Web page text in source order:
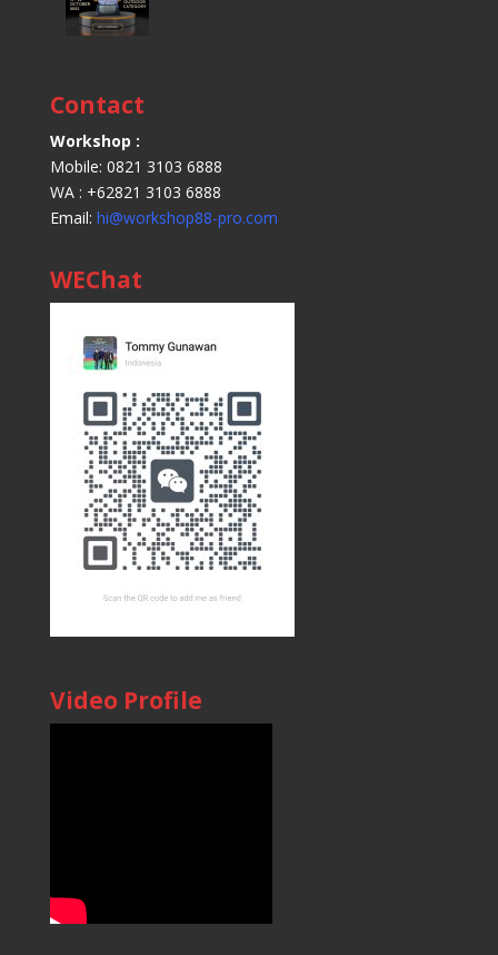
Contact
Workshop :
Mobile: 0821 3103 6888
WA : +62821 3103 6888
Email: hi@workshop88-pro.com
WEChat
Video Profile